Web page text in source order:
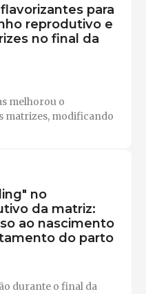
para
reprodutivo e
no final da
melhorou o
matrizes, modificando
no
da matriz:
ao nascimento
do parto
durante o final da